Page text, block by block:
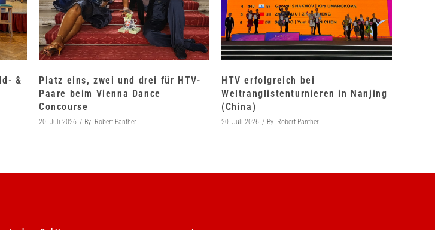
&
Platz eins, zwei und drei für HTV-
Paare beim Vienna Dance
Concourse
20. Juli 2026 By Robert Panther
HTV erfolgreich bei
Weltranglistenturnieren in Nanjing
(China)
20. Juli 2026 By Robert Panther